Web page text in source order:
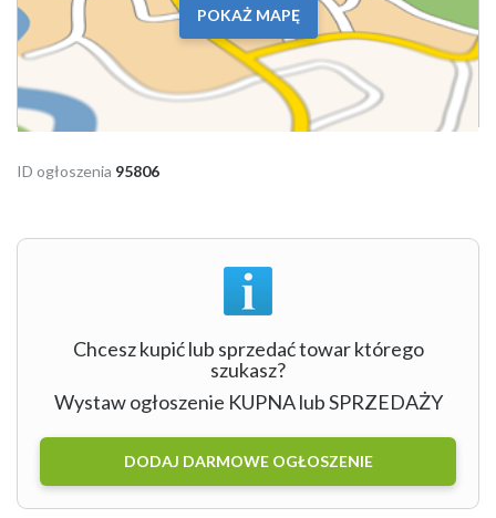
POKAŻ MAPĘ
ID ogłoszenia 95806
Chcesz kupić lub sprzedać towar którego
szukasz?
Wystaw ogłoszenie KUPNA lub SPRZEDAŻY
DODAJ DARMOWE OGŁOSZENIE